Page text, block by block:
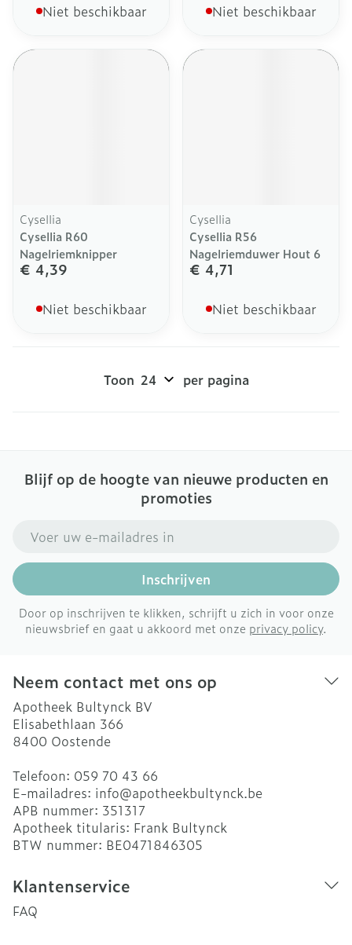
Niet beschikbaar Niet beschikbaar
Cysellia
Cysellia R60
Nagelriemknipper
€ 4,39
Niet beschikbaar
Cysellia
Cysellia R56
Nagelriemduwer Hout 6
€ 4,71
Niet beschikbaar
Toon per pagina
Blijf op de hoogte van nieuwe producten en
promoties
Inschrijven
Door op inschrijven te klikken, schrijft u zich in voor onze
nieuwsbrief en gaat u akkoord met onze privacy policy.
Neem contact met ons op
Apotheek Bultynck BV
Elisabethlaan 366
8400 Oostende
Telefoon: 059 70 43 66
E-mailadres: info@apotheekbultynck.be
APB nummer: 351317
Apotheek titularis: Frank Bultynck
BTW nummer: BE0471846305
Klantenservice
FAQ